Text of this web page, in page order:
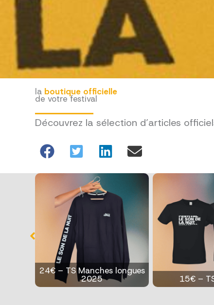
la boutique officielle
de votre festival
Découvrez la sélection d’articles
15€ – TS 2025 12€ – TS